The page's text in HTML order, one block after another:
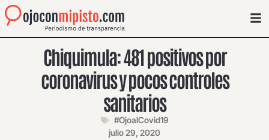
Chiquimula: 481 positivos por
coronavirus y pocos controles
sanitarios
#OjoalCovid19
julio 29, 2020